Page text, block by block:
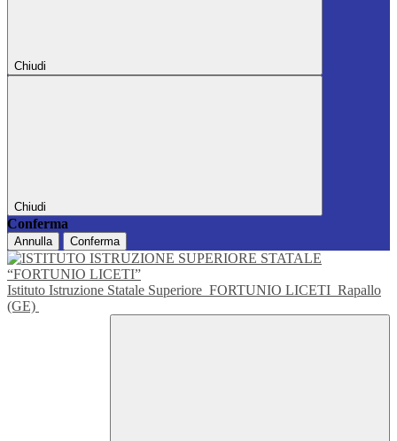
Chiudi
Chiudi
Conferma
Annulla Conferma
Istituto Istruzione Statale Superiore FORTUNIO LICETI Rapallo
(GE)